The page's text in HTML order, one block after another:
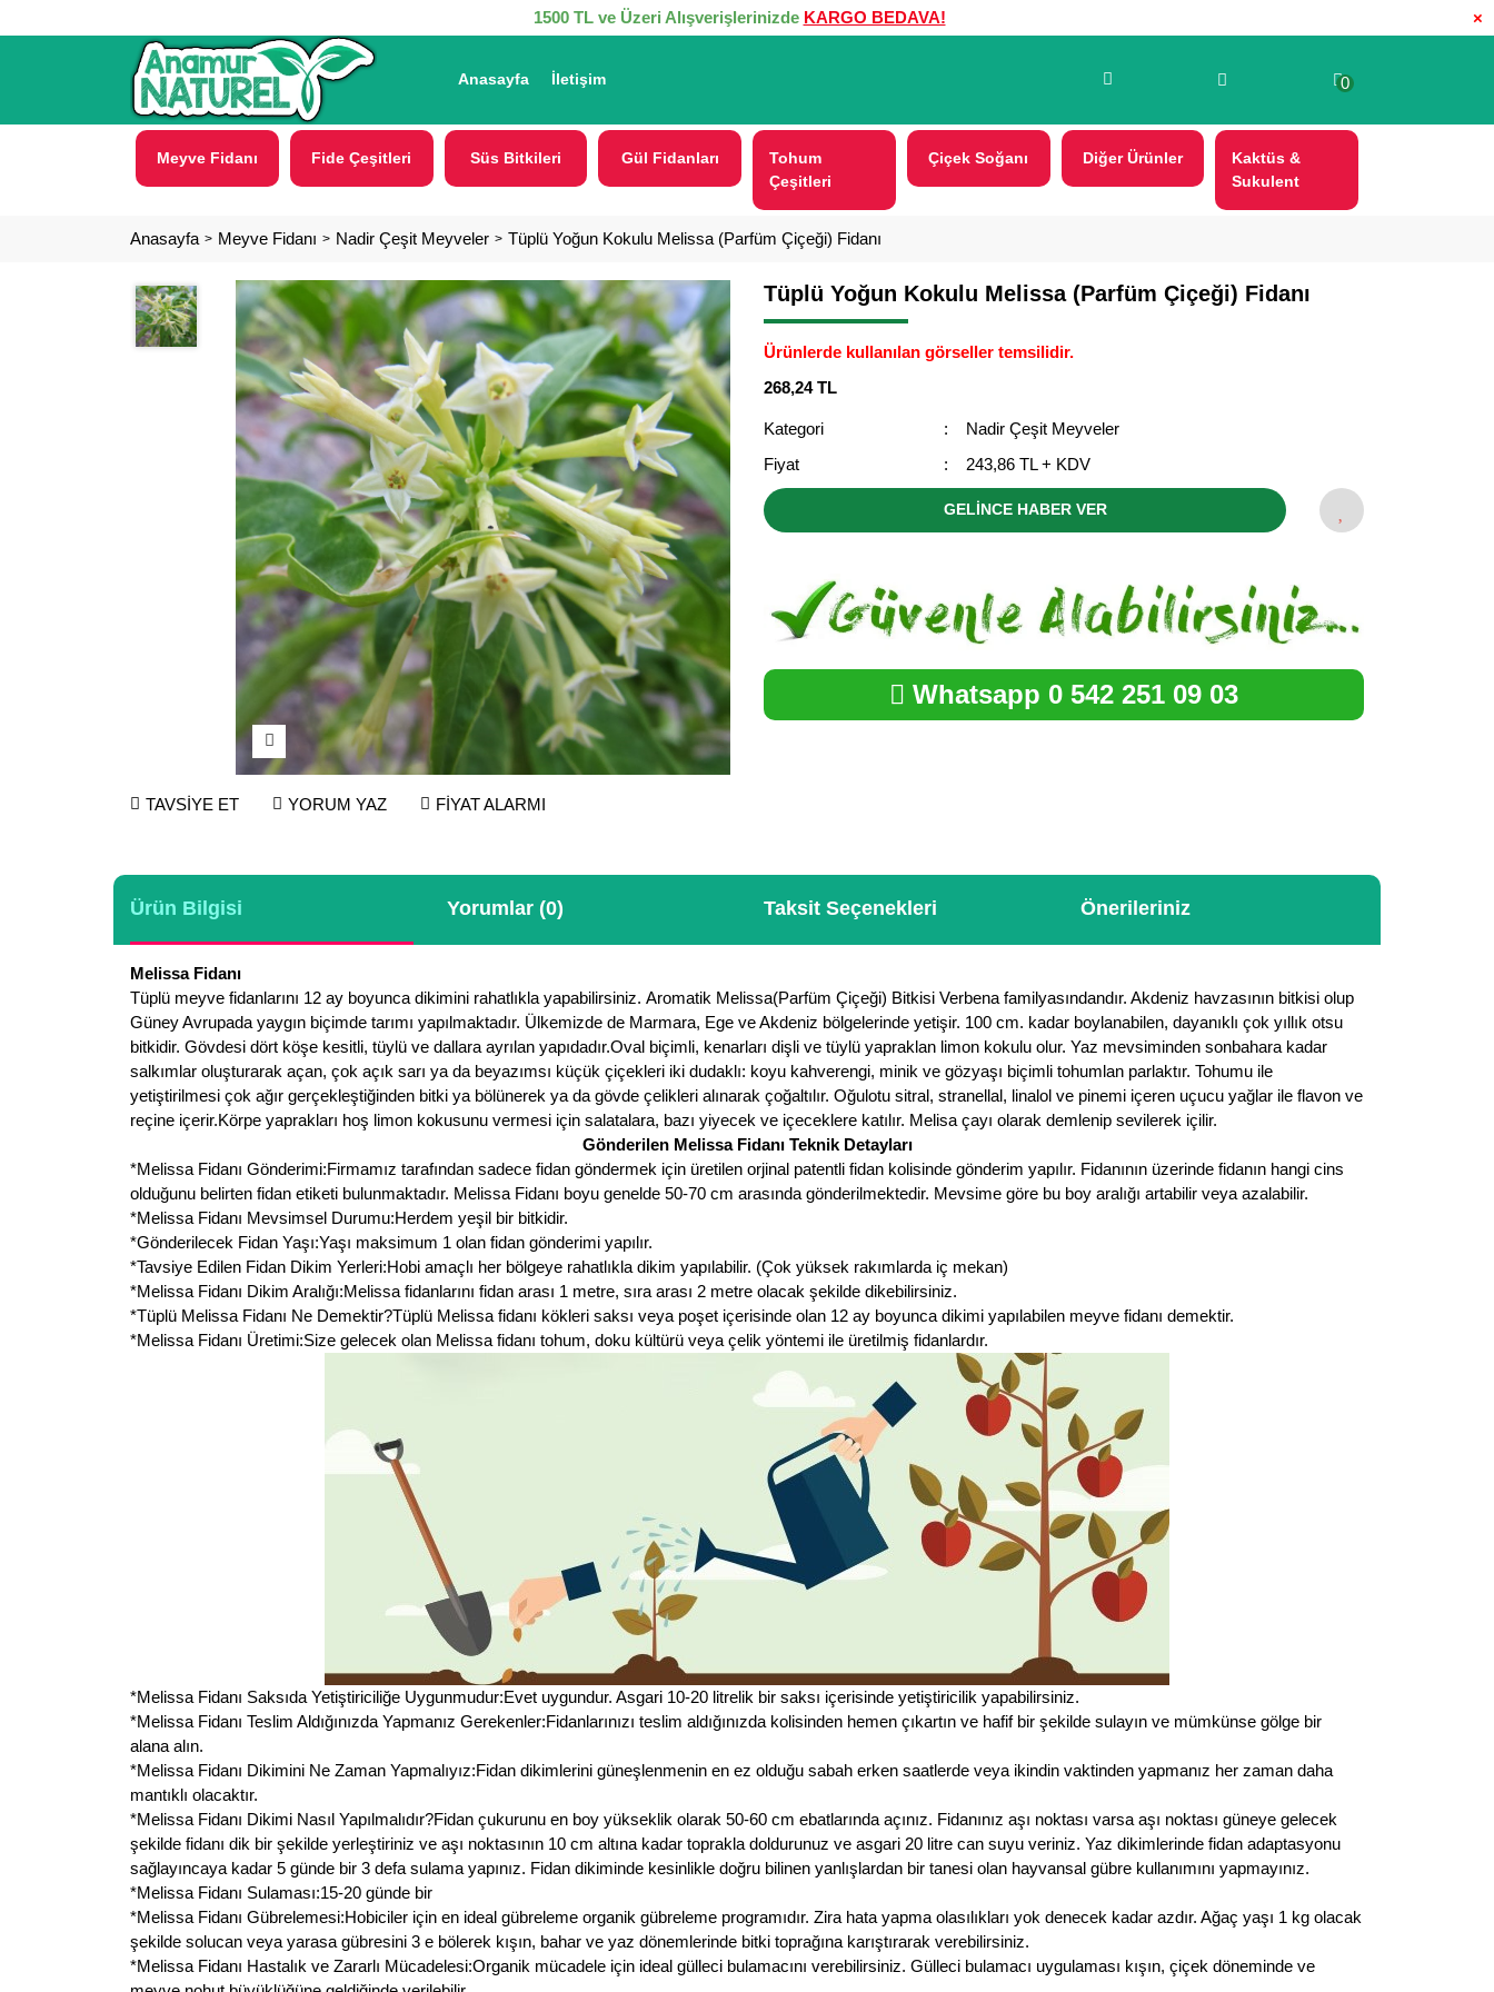
×
1500 TL ve Üzeri Alışverişlerinizde KARGO BEDAVA!
Anasayfa İletişim 0
Meyve Fidanı Fide Çeşitleri Süs Bitkileri Gül Fidanları
Tohum
Çeşitleri
Çiçek Soğanı Diğer Ürünler
Kaktüs &
Sukulent
Anasayfa Meyve Fidanı Nadir Çeşit Meyveler Tüplü Yoğun Kokulu Melissa (Parfüm Çiçeği) Fidanı
TAVSİYE ET YORUM YAZ FİYAT ALARMI
Tüplü Yoğun Kokulu Melissa (Parfüm Çiçeği) Fidanı
Ürünlerde kullanılan görseller temsilidir.
268,24 TL
Kategori
Nadir Çeşit Meyveler
Fiyat
243,86 TL + KDV
GELİNCE HABER VER
Whatsapp 0 542 251 09 03
Ürün Bilgisi Yorumlar (0) Taksit Seçenekleri Önerileriniz
Melissa Fidanı
Tüplü meyve fidanlarını 12 ay boyunca dikimini rahatlıkla yapabilirsiniz. Aromatik Melissa(Parfüm Çiçeği) Bitkisi Verbena familyasındandır. Akdeniz havzasının bitkisi olup
Güney Avrupada yaygın biçimde tarımı yapılmaktadır. Ülkemizde de Marmara, Ege ve Akdeniz bölgelerinde yetişir. 100 cm. kadar boylanabilen, dayanıklı çok yıllık otsu
bitkidir. Gövdesi dört köşe kesitli, tüylü ve dallara ayrılan yapıdadır.Oval biçimli, kenarları dişli ve tüylü yapraklan limon kokulu olur. Yaz mevsiminden sonbahara kadar
salkımlar oluşturarak açan, çok açık sarı ya da beyazımsı küçük çiçekleri iki dudaklı: koyu kahverengi, minik ve gözyaşı biçimli tohumlan parlaktır. Tohumu ile
yetiştirilmesi çok ağır gerçekleştiğinden bitki ya bölünerek ya da gövde çelikleri alınarak çoğaltılır. Oğulotu sitral, stranellal, linalol ve pinemi içeren uçucu yağlar ile flavon ve
reçine içerir.Körpe yaprakları hoş limon kokusunu vermesi için salatalara, bazı yiyecek ve içeceklere katılır. Melisa çayı olarak demlenip sevilerek içilir.
Gönderilen Melissa Fidanı Teknik Detayları
*Melissa Fidanı Gönderimi:Firmamız tarafından sadece fidan göndermek için üretilen orjinal patentli fidan kolisinde gönderim yapılır. Fidanının üzerinde fidanın hangi cins
olduğunu belirten fidan etiketi bulunmaktadır. Melissa Fidanı boyu genelde 50-70 cm arasında gönderilmektedir. Mevsime göre bu boy aralığı artabilir veya azalabilir.
*Melissa Fidanı Mevsimsel Durumu:Herdem yeşil bir bitkidir.
*Gönderilecek Fidan Yaşı:Yaşı maksimum 1 olan fidan gönderimi yapılır.
*Tavsiye Edilen Fidan Dikim Yerleri:Hobi amaçlı her bölgeye rahatlıkla dikim yapılabilir. (Çok yüksek rakımlarda iç mekan)
*Melissa Fidanı Dikim Aralığı:Melissa fidanlarını fidan arası 1 metre, sıra arası 2 metre olacak şekilde dikebilirsiniz.
*Tüplü Melissa Fidanı Ne Demektir?Tüplü Melissa fidanı kökleri saksı veya poşet içerisinde olan 12 ay boyunca dikimi yapılabilen meyve fidanı demektir.
*Melissa Fidanı Üretimi:Size gelecek olan Melissa fidanı tohum, doku kültürü veya çelik yöntemi ile üretilmiş fidanlardır.
*Melissa Fidanı Saksıda Yetiştiriciliğe Uygunmudur:Evet uygundur. Asgari 10-20 litrelik bir saksı içerisinde yetiştiricilik yapabilirsiniz.
*Melissa Fidanı Teslim Aldığınızda Yapmanız Gerekenler:Fidanlarınızı teslim aldığınızda kolisinden hemen çıkartın ve hafif bir şekilde sulayın ve mümkünse gölge bir
alana alın.
*Melissa Fidanı Dikimini Ne Zaman Yapmalıyız:Fidan dikimlerini güneşlenmenin en ez olduğu sabah erken saatlerde veya ikindin vaktinden yapmanız her zaman daha
mantıklı olacaktır.
*Melissa Fidanı Dikimi Nasıl Yapılmalıdır?Fidan çukurunu en boy yükseklik olarak 50-60 cm ebatlarında açınız. Fidanınız aşı noktası varsa aşı noktası güneye gelecek
şekilde fidanı dik bir şekilde yerleştiriniz ve aşı noktasının 10 cm altına kadar toprakla doldurunuz ve asgari 20 litre can suyu veriniz. Yaz dikimlerinde fidan adaptasyonu
sağlayıncaya kadar 5 günde bir 3 defa sulama yapınız. Fidan dikiminde kesinlikle doğru bilinen yanlışlardan bir tanesi olan hayvansal gübre kullanımını yapmayınız.
*Melissa Fidanı Sulaması:15-20 günde bir
*Melissa Fidanı Gübrelemesi:Hobiciler için en ideal gübreleme organik gübreleme programıdır. Zira hata yapma olasılıkları yok denecek kadar azdır. Ağaç yaşı 1 kg olacak
şekilde solucan veya yarasa gübresini 3 e bölerek kışın, bahar ve yaz dönemlerinde bitki toprağına karıştırarak verebilirsiniz.
*Melissa Fidanı Hastalık ve Zararlı Mücadelesi:Organik mücadele için ideal gülleci bulamacını verebilirsiniz. Gülleci bulamacı uygulaması kışın, çiçek döneminde ve